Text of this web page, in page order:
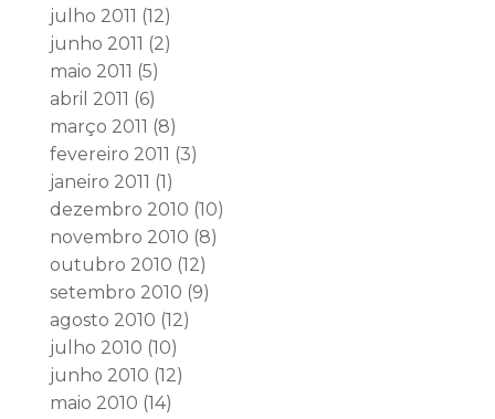
julho 2011 (12)
junho 2011 (2)
maio 2011 (5)
abril 2011 (6)
março 2011 (8)
fevereiro 2011 (3)
janeiro 2011 (1)
dezembro 2010 (10)
novembro 2010 (8)
outubro 2010 (12)
setembro 2010 (9)
agosto 2010 (12)
julho 2010 (10)
junho 2010 (12)
maio 2010 (14)